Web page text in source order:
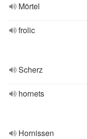
Mörtel
frolic
Scherz
hornets
Hornissen